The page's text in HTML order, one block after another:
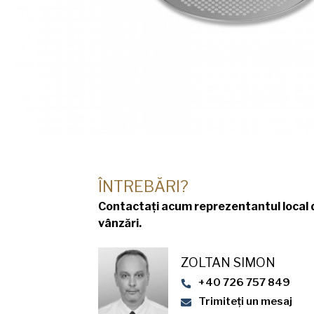
ÎNTREBĂRI?
Contactați acum reprezentantul local
vânzări.
ZOLTAN SIMON
+40 726 757 849
Trimiteți un mesaj